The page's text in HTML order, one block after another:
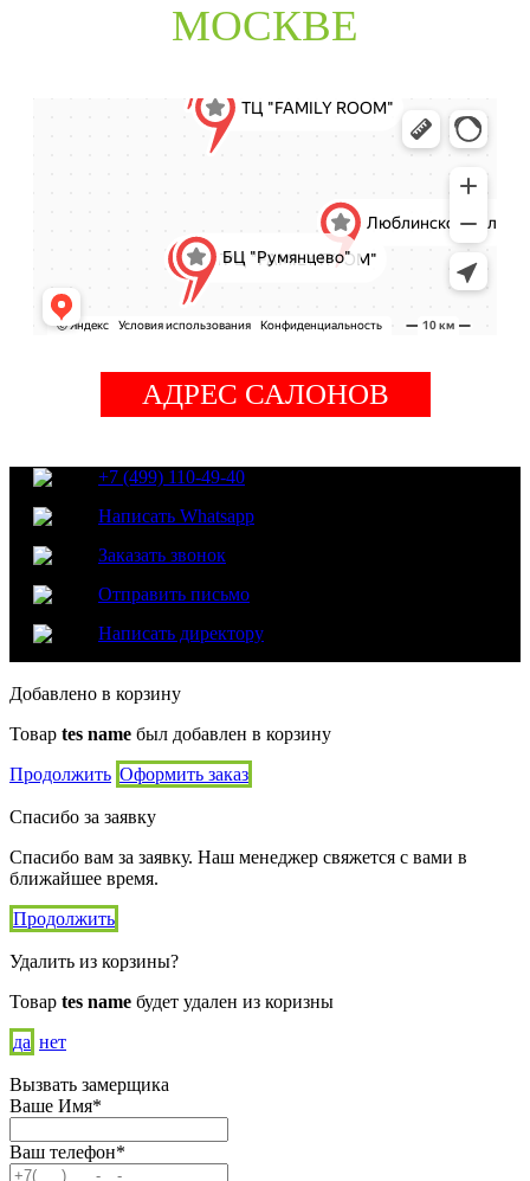
МОСКВЕ
АДРЕС САЛОНОВ
+7 (499) 110-49-40
Написать Whatsapp
Заказать звонок
Отправить письмо
Написать директору
Добавлено в корзину
Товар tes name был добавлен в корзину
Продолжить Оформить заказ
Спасибо за заявку
Спасибо вам за заявку. Наш менеджер свяжется с вами в
ближайшее время.
Продолжить
Удалить из корзины?
Товар tes name будет удален из коризны
да нет
Вызвать замерщика
Ваше Имя*
Ваш телефон*